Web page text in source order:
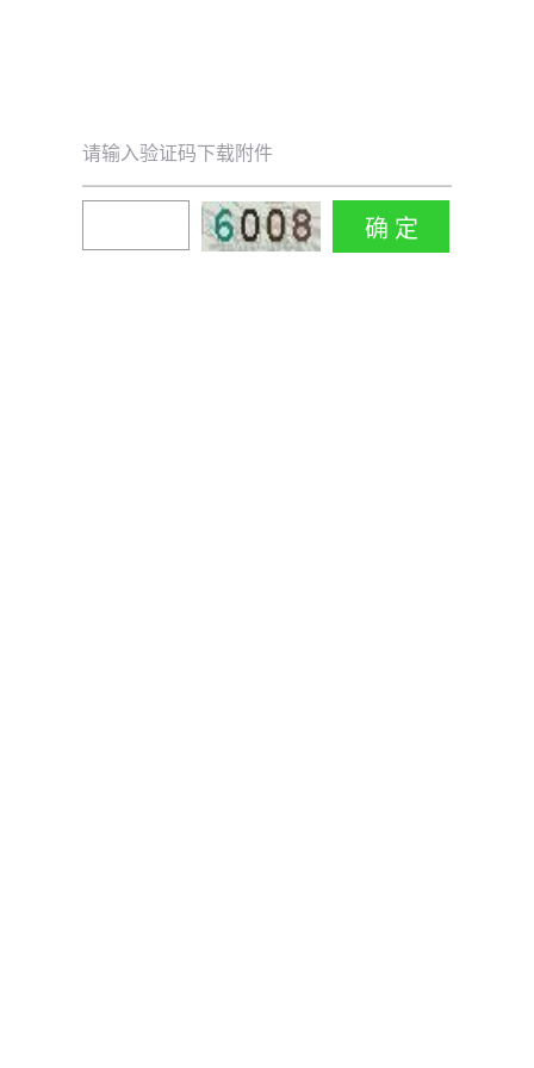
请输入验证码下载附件